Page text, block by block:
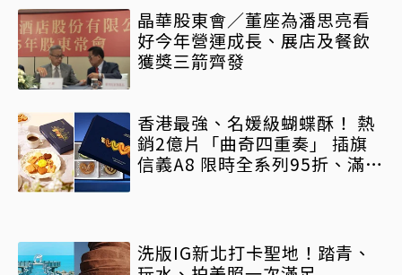
晶華股東會／董座為潘思亮看
好今年營運成長、展店及餐飲
獲獎三箭齊發
香港最強、名媛級蝴蝶酥！ 熱
銷2億片「曲奇四重奏」 插旗
信義A8 限時全系列95折、滿額
洗版IG新北打卡聖地！踏青、